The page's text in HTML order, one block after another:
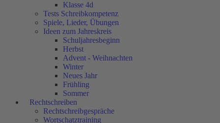
Klasse 4d
Tests Schreibkompetenz
Spiele, Lieder, Übungen
Ideen zum Jahreskreis
Schuljahresbeginn
Herbst
Advent - Weihnachten
Winter
Neues Jahr
Frühling
Sommer
Rechtschreiben
Rechtschreibgespräche
Wortschatztraining